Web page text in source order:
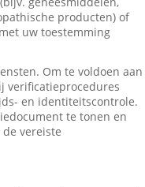
producten) of
uw toestemming
Om te voldoen aan
verificatieprocedures
en identiteitscontrole.
te tonen en
vereiste